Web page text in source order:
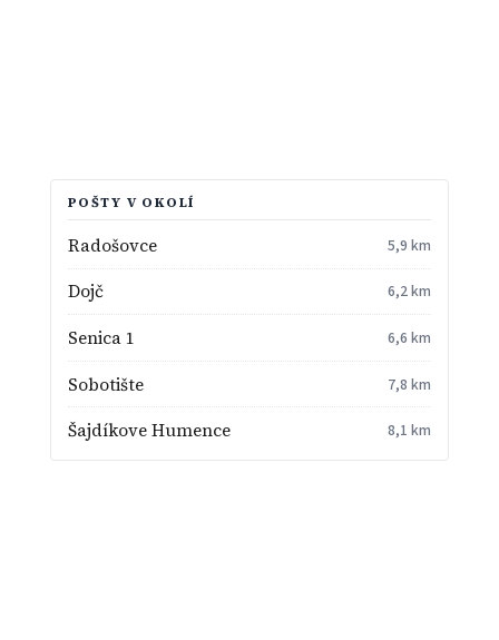
POŠTY V OKOLÍ
Radošovce 5,9 km
Dojč 6,2 km
Senica 1 6,6 km
Sobotište 7,8 km
Šajdíkove Humence 8,1 km